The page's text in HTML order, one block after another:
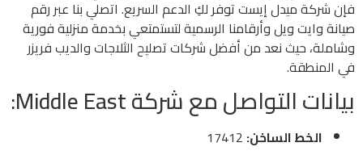
فإن شركة ميدل إيست توفر لكِ الدعم السريع. اتصلي بنا عبر رقم
صيانة وايت ويل وأرقامنا الرسمية لتستمتعي بخدمة منزلية فورية
وشاملة، حيث نعد من أفضل شركات تصليح الثلاجات والديب فريزر
في المنطقة.
بيانات التواصل مع شركة Middle East:
الخط الساخن: